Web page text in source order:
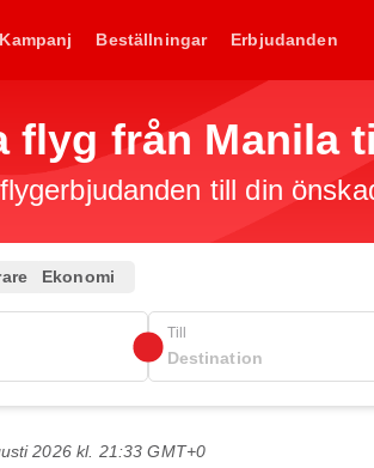
Kampanj Beställningar Erbjudanden
flyg från Manila
till din
Ekonomi
Till
2026 kl. 21:33 GMT+0